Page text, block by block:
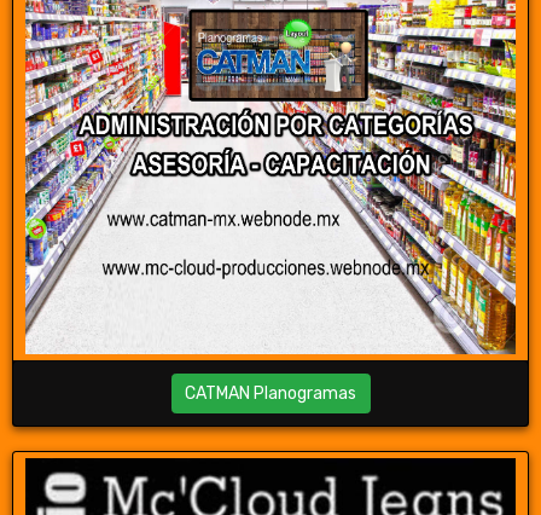
CATMAN Planogramas